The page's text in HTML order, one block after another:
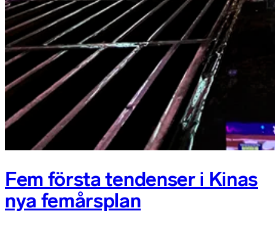
Fem första tendenser i Kinas
nya femårsplan